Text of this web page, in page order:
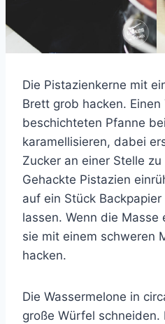
Die Pistazienkerne mit
Brett grob hacken.
beschichteten Pfanne
karamellisieren, dabei
Zucker an einer Stelle
Gehackte Pistazien
auf ein Stück
lassen. Wenn die
sie mit einem schweren
hacken.
Die Wassermelone in
große Würfel